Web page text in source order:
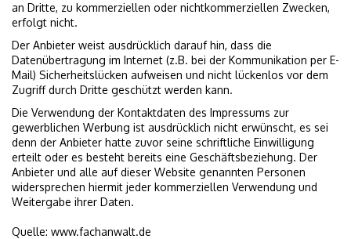
an Dritte, zu kommerziellen oder nichtkommerziellen Zwecken,
erfolgt nicht.
Der Anbieter weist ausdrücklich darauf hin, dass die
Datenübertragung im Internet (z.B. bei der Kommunikation per E-
Mail) Sicherheitslücken aufweisen und nicht lückenlos vor dem
Zugriff durch Dritte geschützt werden kann.
Die Verwendung der Kontaktdaten des Impressums zur
gewerblichen Werbung ist ausdrücklich nicht erwünscht, es sei
denn der Anbieter hatte zuvor seine schriftliche Einwilligung
erteilt oder es besteht bereits eine Geschäftsbeziehung. Der
Anbieter und alle auf dieser Website genannten Personen
widersprechen hiermit jeder kommerziellen Verwendung und
Weitergabe ihrer Daten.
Quelle: www.fachanwalt.de